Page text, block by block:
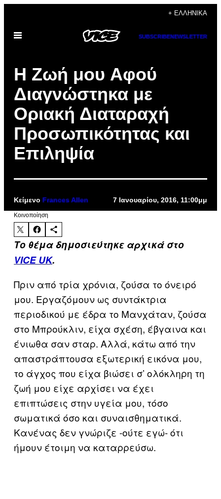
περιεχόμενο
+ ΕΛΛΗΝΙΚΆ
Ανοίξτε
SUBSCRIBENEWSLETTER
Η Zωή μου Aφού
Διαγνώστηκα με
Οριακή Διαταραχή
Προσωπικότητας και
Επιληψία
Κείμενο Frances Allen 7 Ιανουαρίου, 2016, 11:00μμ
Kοινοποίηση
Το θέμα δημοσιεύτηκε αρχικά στο
VICE UK.
Πριν από τρία χρόνια, ζούσα το όνειρό
μου. Εργαζόμουν ως συντάκτρια
περιοδικού με έδρα το Μανχάταν, ζούσα
στο Μπρούκλιν, είχα σχέση, έβγαινα και
ένιωθα σαν σταρ. Αλλά, κάτω από την
απαστράπτουσα εξωτερική εικόνα μου,
το άγχος που είχα βιώσει σ’ ολόκληρη τη
ζωή μου είχε αρχίσει να έχει
επιπτώσεις στην υγεία μου, τόσο
σωματικά όσο και συναισθηματικά.
Κανένας δεν γνώριζε -ούτε εγώ- ότι
ήμουν έτοιμη να καταρρεύσω.